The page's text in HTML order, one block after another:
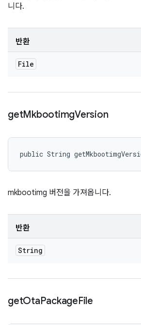
니다.
반환
File
getMkbootimgVersion
public String
mkbootimg 버전을 가져옵니다.
반환
String
getOtaPackageFile